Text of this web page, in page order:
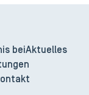
bei Aktuelles